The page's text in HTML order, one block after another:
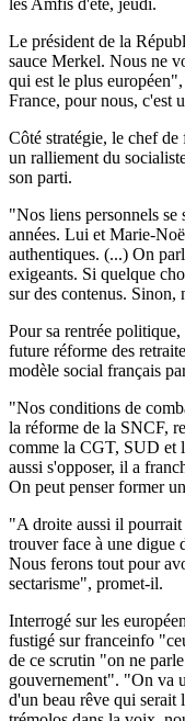
Le président de la
sauce Merkel. Nous ne
qui est le plus
France, pour nous, c'est
Côté stratégie, le chef
un ralliement du
son parti.
"Nos liens personnels se
années. Lui et Marie-
authentiques. (...) On
exigeants. Si quelque
sur des contenus. Sinon,
Pour sa rentrée
future réforme des
modèle social français
"Nos conditions de
la réforme de la SNCF,
comme la CGT, SUD et
aussi s'opposer, il a
On peut penser former
"A droite aussi il
trouver face à une digue
Nous ferons tout pour
sectarisme", promet-il.
Interrogé sur les
fustigé sur franceinfo
de ce scrutin "on ne
gouvernement". "On va
d'un beau rêve qui serait